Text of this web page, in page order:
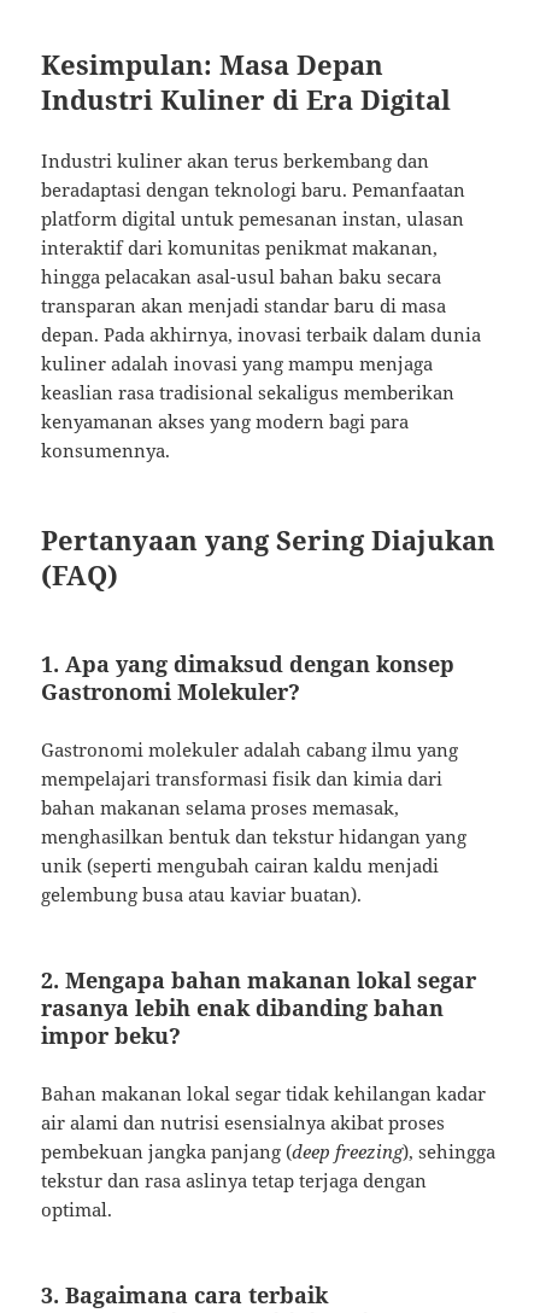
Kesimpulan: Masa Depan
Industri Kuliner di Era Digital
Industri kuliner akan terus berkembang dan
beradaptasi dengan teknologi baru. Pemanfaatan
platform digital untuk pemesanan instan, ulasan
interaktif dari komunitas penikmat makanan,
hingga pelacakan asal-usul bahan baku secara
transparan akan menjadi standar baru di masa
depan. Pada akhirnya, inovasi terbaik dalam dunia
kuliner adalah inovasi yang mampu menjaga
keaslian rasa tradisional sekaligus memberikan
kenyamanan akses yang modern bagi para
konsumennya.
Pertanyaan yang Sering Diajukan
(FAQ)
1. Apa yang dimaksud dengan konsep
Gastronomi Molekuler?
Gastronomi molekuler adalah cabang ilmu yang
mempelajari transformasi fisik dan kimia dari
bahan makanan selama proses memasak,
menghasilkan bentuk dan tekstur hidangan yang
unik (seperti mengubah cairan kaldu menjadi
gelembung busa atau kaviar buatan).
2. Mengapa bahan makanan lokal segar
rasanya lebih enak dibanding bahan
impor beku?
Bahan makanan lokal segar tidak kehilangan kadar
air alami dan nutrisi esensialnya akibat proses
pembekuan jangka panjang (deep freezing), sehingga
tekstur dan rasa aslinya tetap terjaga dengan
optimal.
3. Bagaimana cara terbaik